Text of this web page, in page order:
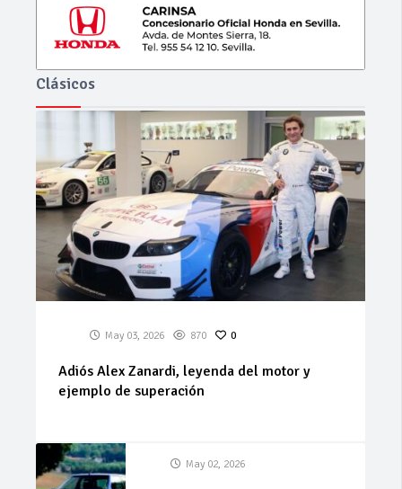
Clásicos
May 03, 2026 870 0
Adiós Alex Zanardi, leyenda del motor y
ejemplo de superación
May 02, 2026